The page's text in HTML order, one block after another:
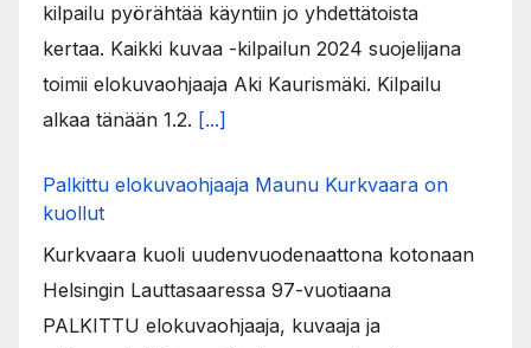
kilpailu pyörähtää käyntiin jo yhdettätoista
kertaa. Kaikki kuvaa -kilpailun 2024 suojelijana
toimii elokuvaohjaaja Aki Kaurismäki. Kilpailu
alkaa tänään 1.2. [...]
Palkittu elokuvaohjaaja Maunu Kurkvaara on
kuollut
Kurkvaara kuoli uudenvuodenaattona kotonaan
Helsingin Lauttasaaressa 97-vuotiaana
PALKITTU elokuvaohjaaja, kuvaaja ja